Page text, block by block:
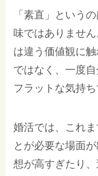
「素直」という
味ではありませ
は違う価値観に
ではなく、一度
フラットな気持
婚活では、これ
とが必要な場面
想が高すぎたり